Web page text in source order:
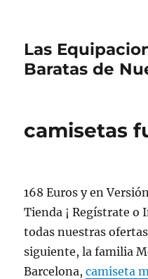
Las
Baratas de
camisetas
168 Euros y en
Tienda ¡ Regístrate o
todas nuestras
siguiente, la familia
Barcelona,camiseta